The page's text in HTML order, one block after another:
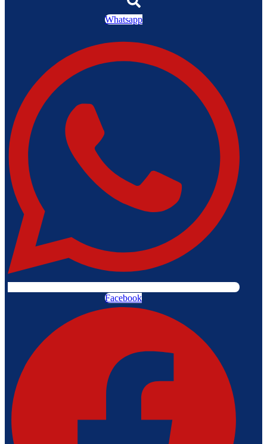
Whatsapp
Facebook